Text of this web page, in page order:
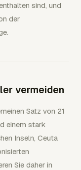
sind, und
der
vermeiden
Satz von 21
einem stark
Inseln, Ceuta
Sie daher in